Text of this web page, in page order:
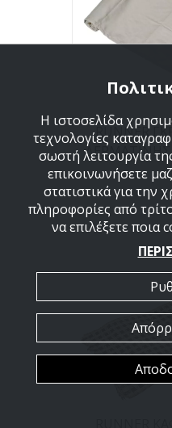
RUNNER
ΔΕΡΜΑΤΙΝΗΣ
Η ιστοσελίδα
τεχνολογίες
σωστή λειτουργία
επικοινωνήσετε
στατιστικά για την
πληροφορίες από
να επιλέξετε ποια